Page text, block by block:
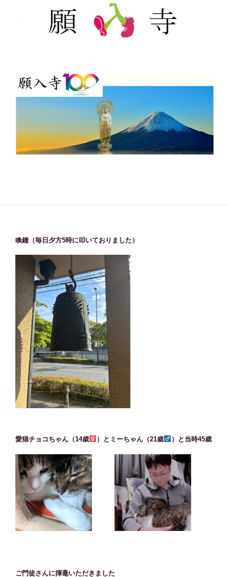
喚鐘（毎日夕方5時に叩いておりました）
愛猫チョコちゃん（14歳 ）とミーちゃん（21歳 ）と当時45歳
ご門徒さんに揮毫いただきました